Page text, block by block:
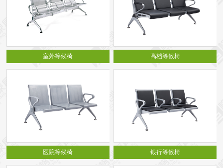
室外等候椅 高档等候椅
医院等候椅 银行等候椅